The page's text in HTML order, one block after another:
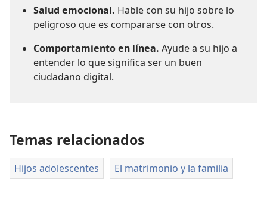
Salud emocional. Hable con su hijo sobre lo
peligroso que es compararse con otros.
Comportamiento en línea. Ayude a su hijo a
entender lo que significa ser un buen
ciudadano digital.
Temas relacionados
Hijos adolescentes El matrimonio y la familia